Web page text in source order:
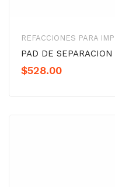
REFACCIONES PARA
PAD DE
$528.00